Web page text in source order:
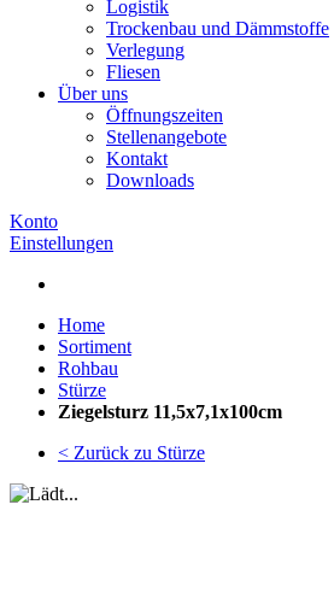
Logistik
Trockenbau und Dämmstoffe
Verlegung
Fliesen
Über uns
Öffnungszeiten
Stellenangebote
Kontakt
Downloads
Konto
Einstellungen
Home
Sortiment
Rohbau
Stürze
Ziegelsturz 11,5x7,1x100cm
< Zurück zu Stürze